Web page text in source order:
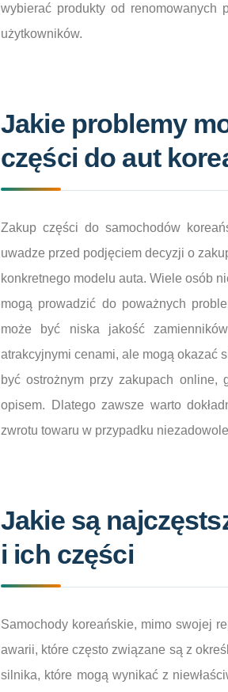
wybierać produkty od renomowanych
użytkowników.
Jakie problemy
części do aut
Zakup części do samochodów
uwadze przed podjęciem decyzji o
konkretnego modelu auta. Wiele osób
mogą prowadzić do poważnych
może być niska jakość
atrakcyjnymi cenami, ale mogą okazać
być ostrożnym przy zakupach online,
opisem. Dlatego zawsze warto
zwrotu towaru w przypadku
Jakie są
i ich części
Samochody koreańskie, mimo swojej
awarii, które często związane są z
silnika, które mogą wynikać z